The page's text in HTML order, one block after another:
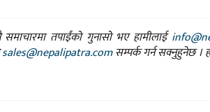
समाचारमा तपाईंको गुनासो भए हामीलाई
sales@nepalipatra.comसम्पर्क गर्न सक्नुहुनेछ ।